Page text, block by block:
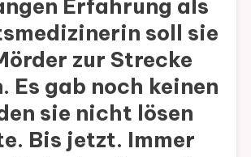
Erfahrung als
soll sie
zur Strecke
Es gab noch keinen
sie nicht lösen
Bis jetzt. Immer